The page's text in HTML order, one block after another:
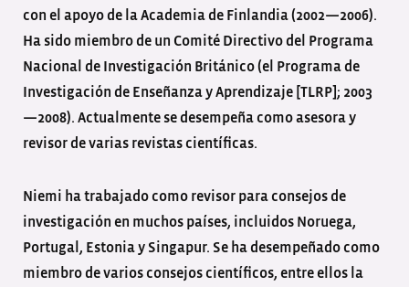
con el apoyo de la Academia de Finlandia (2002—2006).
Ha sido miembro de un Comité Directivo del Programa
Nacional de Investigación Británico (el Programa de
Investigación de Enseñanza y Aprendizaje [TLRP]; 2003
—2008). Actualmente se desempeña como asesora y
revisor de varias revistas científicas.
Niemi ha trabajado como revisor para consejos de
investigación en muchos países, incluidos Noruega,
Portugal, Estonia y Singapur. Se ha desempeñado como
miembro de varios consejos científicos, entre ellos la